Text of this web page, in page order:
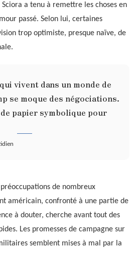
Sciora a tenu à remettre les choses en
passé. Selon lui, certaines
trop optimiste, presque naïve, de
vivent dans un monde de
se moque des négociations.
papier symbolique pour
de nombreux
américain, confronté à une partie de
à douter, cherche avant tout des
Les promesses de campagne sur
semblent mises à mal par la